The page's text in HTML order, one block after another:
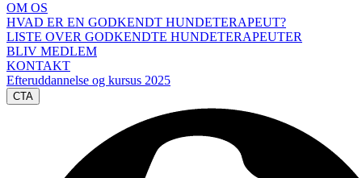
OM OS
HVAD ER EN GODKENDT HUNDETERAPEUT?
LISTE OVER GODKENDTE HUNDETERAPEUTER
BLIV MEDLEM
KONTAKT
Efteruddannelse og kursus 2025
CTA